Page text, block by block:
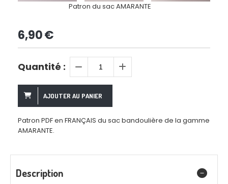
Patron du sac AMARANTE
6,90€
Quantité :
AJOUTER AU PANIER
Patron PDF en FRANÇAIS du sac bandoulière de la gamme
AMARANTE.
Description